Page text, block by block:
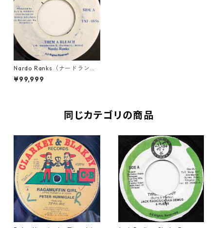
Nardo Ranks（ナードランク
ス） - Them A Bleach【7'】
¥99,999
同じカテゴリの商品